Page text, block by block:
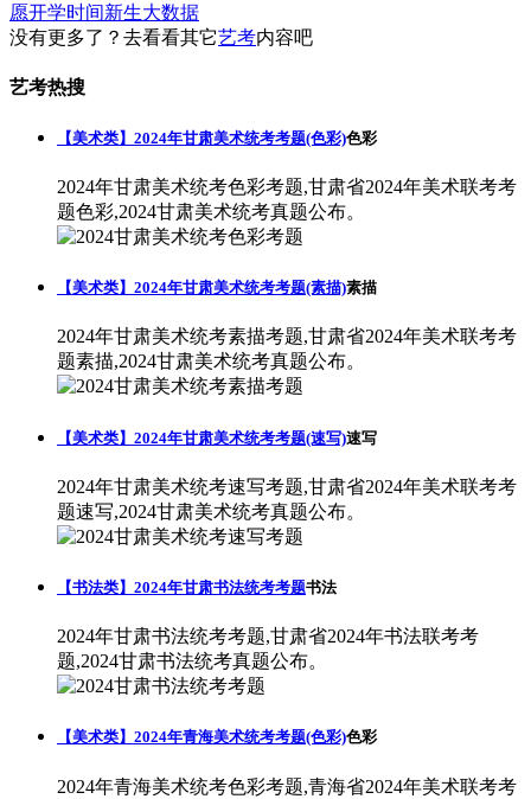
愿开学时间新生大数据
没有更多了？去看看其它艺考内容吧
艺考热搜
【美术类】2024年甘肃美术统考考题(色彩)色彩
2024年甘肃美术统考色彩考题,甘肃省2024年美术联考考
题色彩,2024甘肃美术统考真题公布。
【美术类】2024年甘肃美术统考考题(素描)素描
2024年甘肃美术统考素描考题,甘肃省2024年美术联考考
题素描,2024甘肃美术统考真题公布。
【美术类】2024年甘肃美术统考考题(速写)速写
2024年甘肃美术统考速写考题,甘肃省2024年美术联考考
题速写,2024甘肃美术统考真题公布。
【书法类】2024年甘肃书法统考考题书法
2024年甘肃书法统考考题,甘肃省2024年书法联考考
题,2024甘肃书法统考真题公布。
【美术类】2024年青海美术统考考题(色彩)色彩
2024年青海美术统考色彩考题,青海省2024年美术联考考